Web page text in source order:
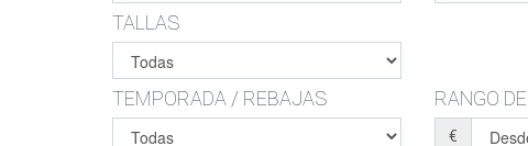
TALLAS
TEMPORADA / REBAJAS RANGO
€